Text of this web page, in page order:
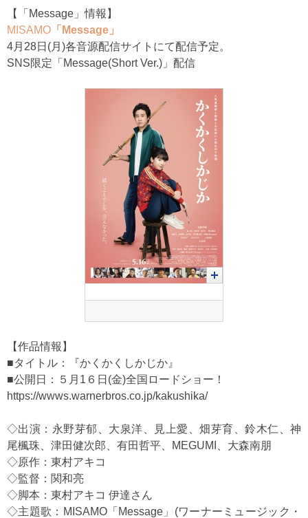
【「Message」情報】
MISAMO 「Message」
4月28日(月)各音源配信サイトにて配信予定。
SNS限定「Message(Short Ver.)」配信
【作品情報】
■タイトル：『かくかくしかじか』
■公開日：５月1６日(金)全国ロードショー！
https://wwws.warnerbros.co.jp/kakushika/
◇出演：永野芽郁、大泉洋、見上愛、畑芽育、鈴木仁、神
尾楓珠、津田健次郎、有田哲平、MEGUMI、大森南朋
◇原作：東村アキコ
◇監督：関和亮
◇脚本：東村アキコ 伊達さん
◇主題歌：MISAMO「Message」(ワーナーミュージック・